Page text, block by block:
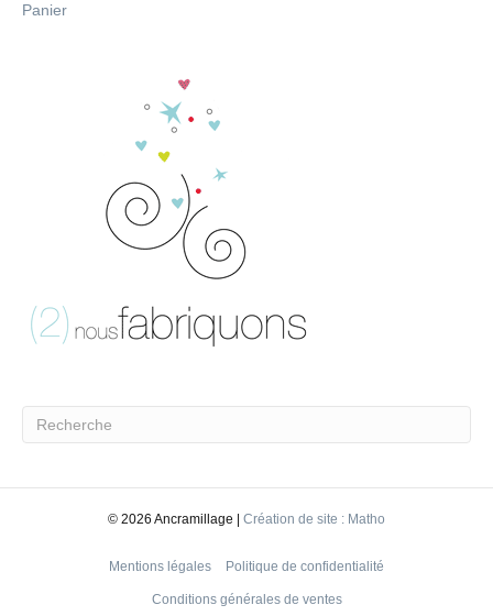
Panier
© 2026 Ancramillage | Création de site : Matho
Mentions légales Politique de confidentialité
Conditions générales de ventes